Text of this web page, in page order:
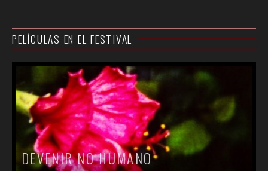
PELÍCULAS EN EL FESTIVAL
DEVENIR NO HUMANO